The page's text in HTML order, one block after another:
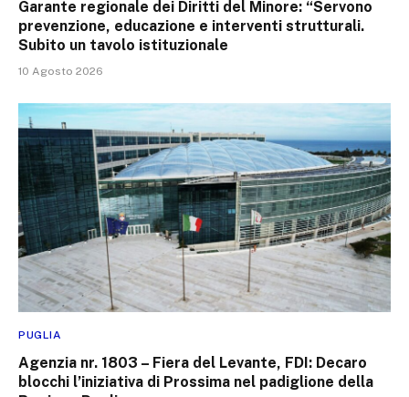
Garante regionale dei Diritti del Minore: “Servono
prevenzione, educazione e interventi strutturali.
Subito un tavolo istituzionale
10 Agosto 2026
PUGLIA
Agenzia nr. 1803 – Fiera del Levante, FDI: Decaro
blocchi l’iniziativa di Prossima nel padiglione della